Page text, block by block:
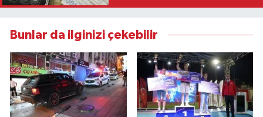
Bunlar da ilginizi çekebilir